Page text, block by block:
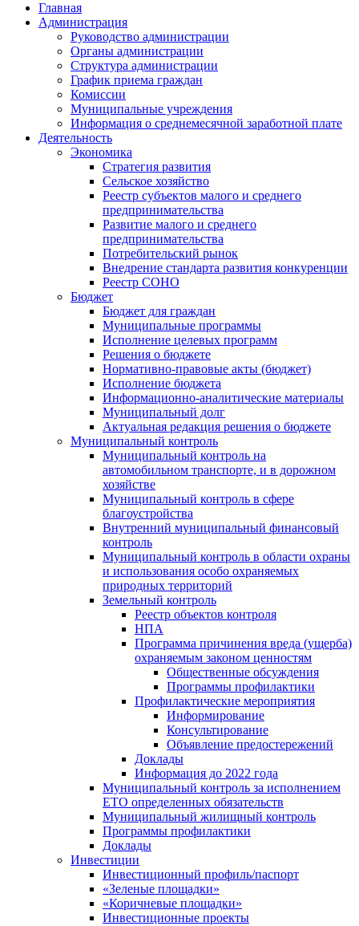
Главная
Администрация
Руководство администрации
Органы администрации
Структура администрации
График приема граждан
Комиссии
Муниципальные учреждения
Информация о среднемесячной заработной плате
Деятельность
Экономика
Стратегия развития
Сельское хозяйство
Реестр субъектов малого и среднего
предпринимательства
Развитие малого и среднего
предпринимательства
Потребительский рынок
Внедрение стандарта развития конкуренции
Реестр СОНО
Бюджет
Бюджет для граждан
Муниципальные программы
Исполнение целевых программ
Решения о бюджете
Нормативно-правовые акты (бюджет)
Исполнение бюджета
Информационно-аналитические материалы
Муниципальный долг
Актуальная редакция решения о бюджете
Муниципальный контроль
Муниципальный контроль на
автомобильном транспорте, и в дорожном
хозяйстве
Муниципальный контроль в сфере
благоустройства
Внутренний муниципальный финансовый
контроль
Муниципальный контроль в области охраны
и использования особо охраняемых
природных территорий
Земельный контроль
Реестр объектов контроля
НПА
Программа причинения вреда (ущерба)
охраняемым законом ценностям
Общественные обсуждения
Программы профилактики
Профилактические мероприятия
Информирование
Консультирование
Объявление предостережений
Доклады
Информация до 2022 года
Муниципальный контроль за исполнением
ЕТО определенных обязательств
Муниципальный жилищный контроль
Программы профилактики
Доклады
Инвестиции
Инвестиционный профиль/паспорт
«Зеленые площадки»
«Коричневые площадки»
Инвестиционные проекты